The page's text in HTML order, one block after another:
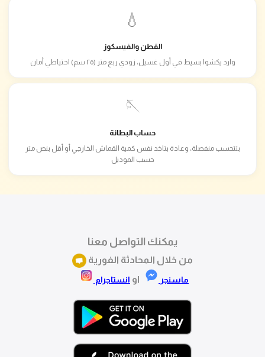
💧
القطن والفيسكوز
وارد يكشوا بسيط في أول غسيل، زودي ربع متر (٢٥ سم) احتياطي أمان
🪡
حساب البطانة
بتتحسب منفصلة، وعادة بتاخد نفس كمية القماش الخارجي أو أقل بنص متر
حسب الموديل
يمكنك التواصل معنا
من خلال المحادثة الفورية
ماسنجر او انستاجرام